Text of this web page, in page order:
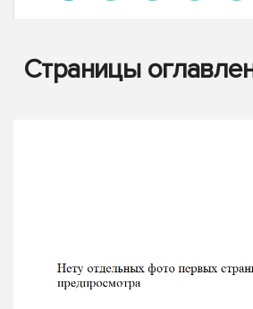
Страницы